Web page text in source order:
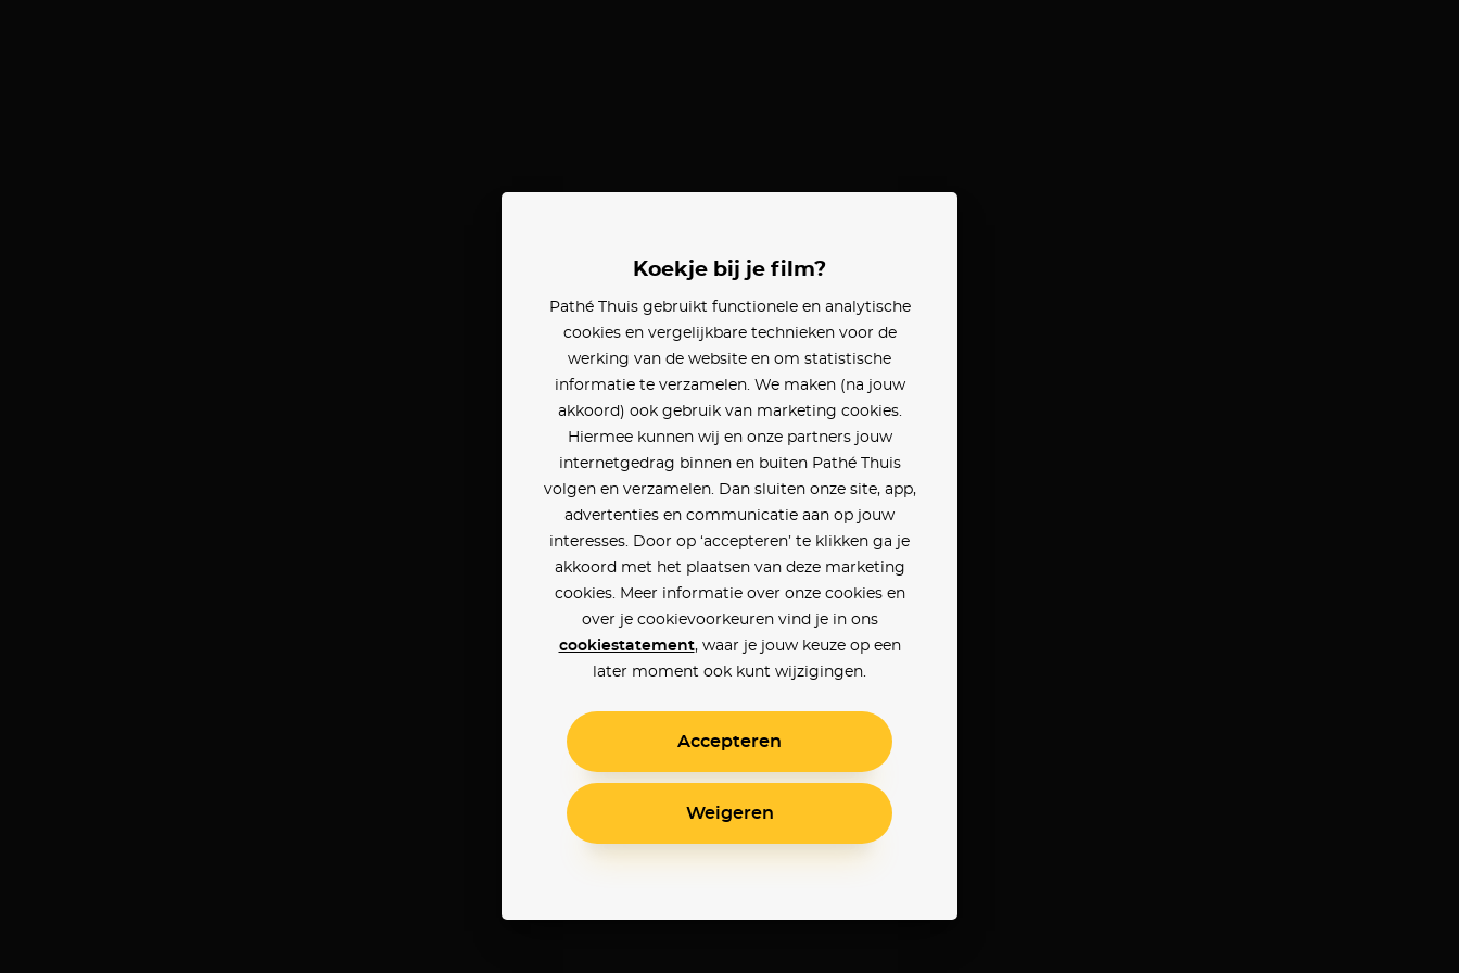
Koekje bij je film?
Pathé Thuis gebruikt functionele en analytische
cookies en vergelijkbare technieken voor de
werking van de website en om statistische
informatie te verzamelen. We maken (na jouw
akkoord) ook gebruik van marketing cookies.
Hiermee kunnen wij en onze partners jouw
internetgedrag binnen en buiten Pathé Thuis
volgen en verzamelen. Dan sluiten onze site, app,
advertenties en communicatie aan op jouw
interesses. Door op ‘accepteren’ te klikken ga je
akkoord met het plaatsen van deze marketing
cookies. Meer informatie over onze cookies en
over je cookievoorkeuren vind je in ons
cookiestatement, waar je jouw keuze op een
later moment ook kunt wijzigingen.
Accepteren
Weigeren